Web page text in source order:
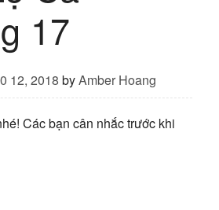
17
12, 2018 byAmber Hoang
Các bạn cân nhắc trước khi